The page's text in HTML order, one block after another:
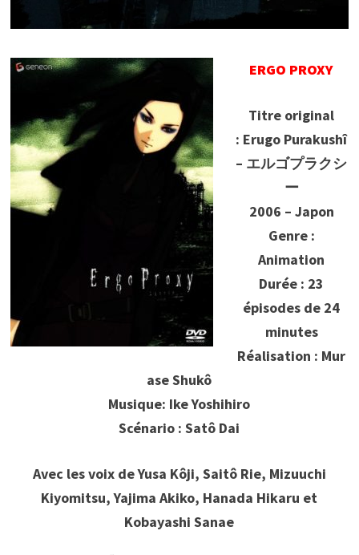
ERGO PROXY
Titre original
: Erugo Purakushî
– エルゴプラクシ
ー
2006 – Japon
Genre :
Animation
Durée : 23
épisodes de 24
minutes
Réalisation : Mur
ase Shukô
Musique: Ike Yoshihiro
Scénario : Satô Dai
Avec les voix de Yusa Kôji, Saitô Rie, Mizuuchi
Kiyomitsu, Yajima Akiko, Hanada Hikaru et
Kobayashi Sanae